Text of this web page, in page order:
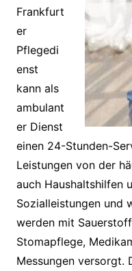
Frankfurt
er
Pflegedi
enst
kann als
ambulant
er Dienst
einen 24-Stunden-
Leistungen von der
auch Haushaltshilfen
Sozialleistungen und
werden mit
Stomapflege,
Messungen versorgt.